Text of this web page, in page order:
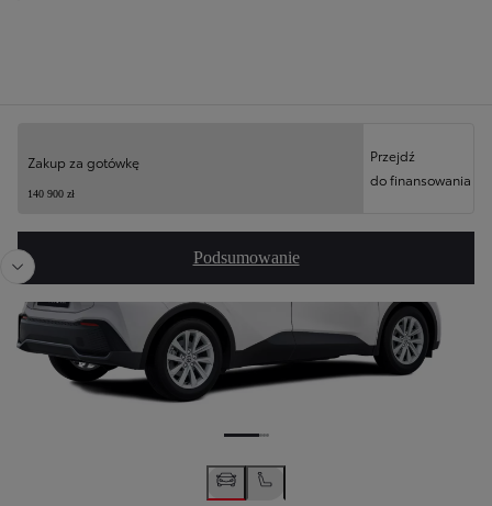
Zakup za gotówkę
140 900 zł
Przejdź
do finansowania
Podsumowanie